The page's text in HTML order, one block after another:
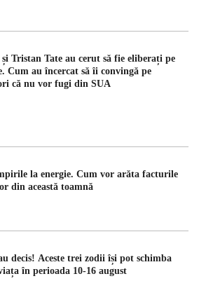
Tristan Tate au cerut să fie eliberați pe
Cum au încercat să îi convingă pe
că nu vor fugi din SUA
la energie. Cum vor arăta facturile
din această toamnă
decis! Aceste trei zodii își pot schimba
în perioada 10-16 august